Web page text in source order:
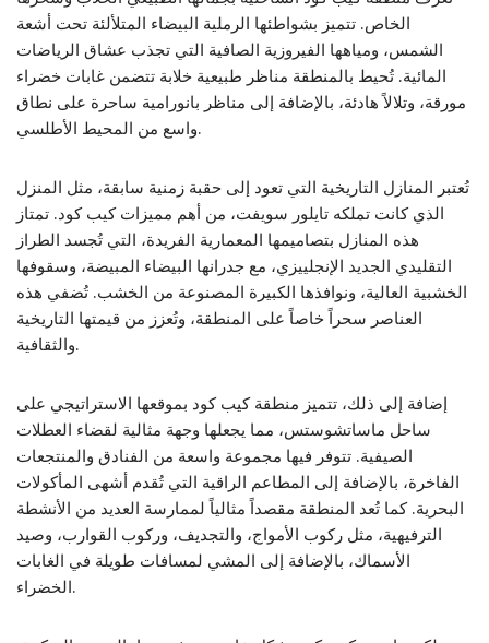
الخاص. تتميز بشواطئها الرملية البيضاء المتلألئة تحت أشعة
الشمس، ومياهها الفيروزية الصافية التي تجذب عشاق الرياضات
المائية. تُحيط بالمنطقة مناظر طبيعية خلابة تتضمن غابات خضراء
مورقة، وتلالاً هادئة، بالإضافة إلى مناظر بانورامية ساحرة على نطاق
واسع من المحيط الأطلسي.
تُعتبر المنازل التاريخية التي تعود إلى حقبة زمنية سابقة، مثل المنزل
الذي كانت تملكه تايلور سويفت، من أهم مميزات كيب كود. تمتاز
هذه المنازل بتصاميمها المعمارية الفريدة، التي تُجسد الطراز
التقليدي الجديد الإنجلييزي، مع جدرانها البيضاء المبيضة، وسقوفها
الخشبية العالية، ونوافذها الكبيرة المصنوعة من الخشب. تُضفي هذه
العناصر سحراً خاصاً على المنطقة، وتُعزز من قيمتها التاريخية
والثقافية.
إضافة إلى ذلك، تتميز منطقة كيب كود بموقعها الاستراتيجي على
ساحل ماساتشوستس، مما يجعلها وجهة مثالية لقضاء العطلات
الصيفية. تتوفر فيها مجموعة واسعة من الفنادق والمنتجعات
الفاخرة، بالإضافة إلى المطاعم الراقية التي تُقدم أشهى المأكولات
البحرية. كما تُعد المنطقة مقصداً مثالياً لممارسة العديد من الأنشطة
الترفيهية، مثل ركوب الأمواج، والتجديف، وركوب القوارب، وصيد
الأسماك، بالإضافة إلى المشي لمسافات طويلة في الغابات
الخضراء.